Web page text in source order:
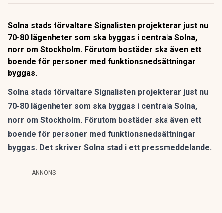
Solna stads förvaltare Signalisten projekterar just nu
70-80 lägenheter som ska byggas i centrala Solna,
norr om Stockholm. Förutom bostäder ska även ett
boende för personer med funktionsnedsättningar
byggas.
Solna stads förvaltare Signalisten projekterar just nu
70-80 lägenheter som ska byggas i centrala Solna,
norr om Stockholm. Förutom bostäder ska även ett
boende för personer med funktionsnedsättningar
byggas. Det skriver Solna stad i ett pressmeddelande.
ANNONS